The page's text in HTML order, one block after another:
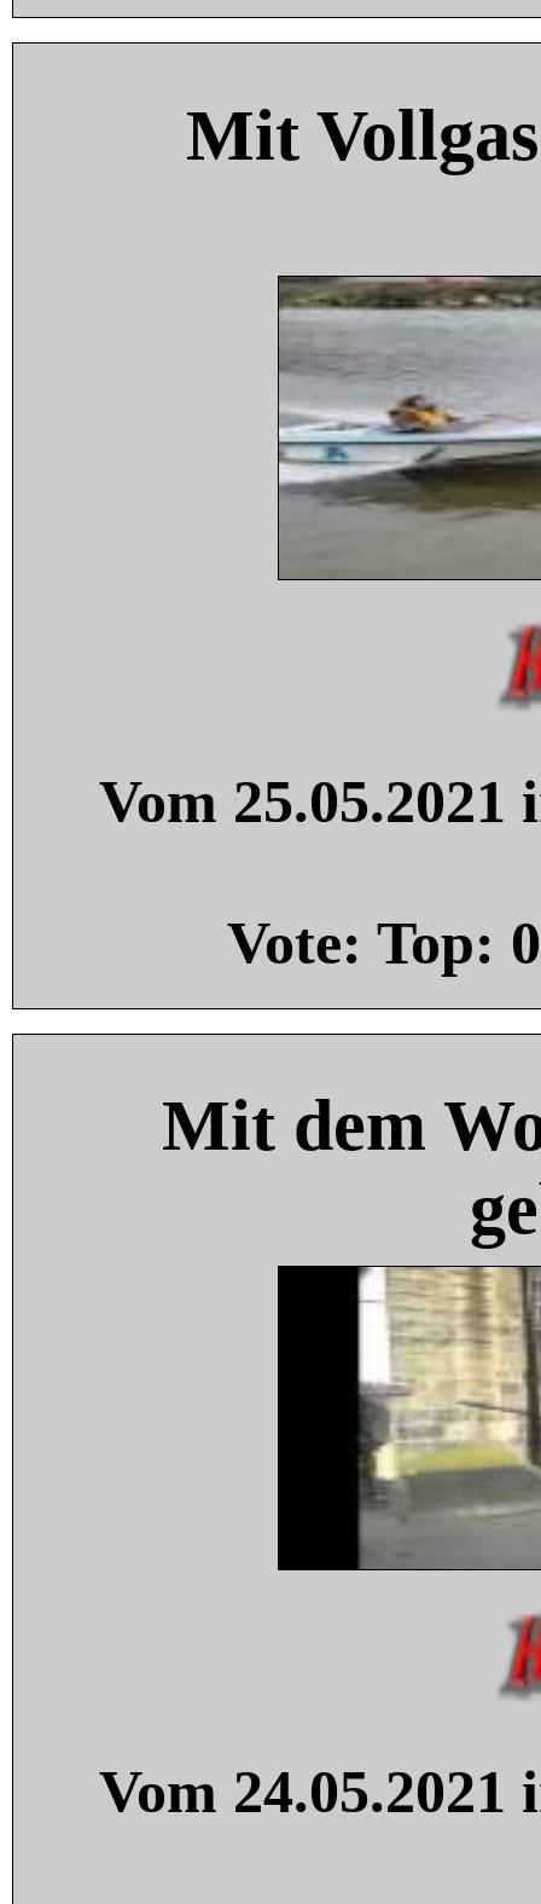
Mit
Vom
Vote: Top: 0
Mit dem
Vom